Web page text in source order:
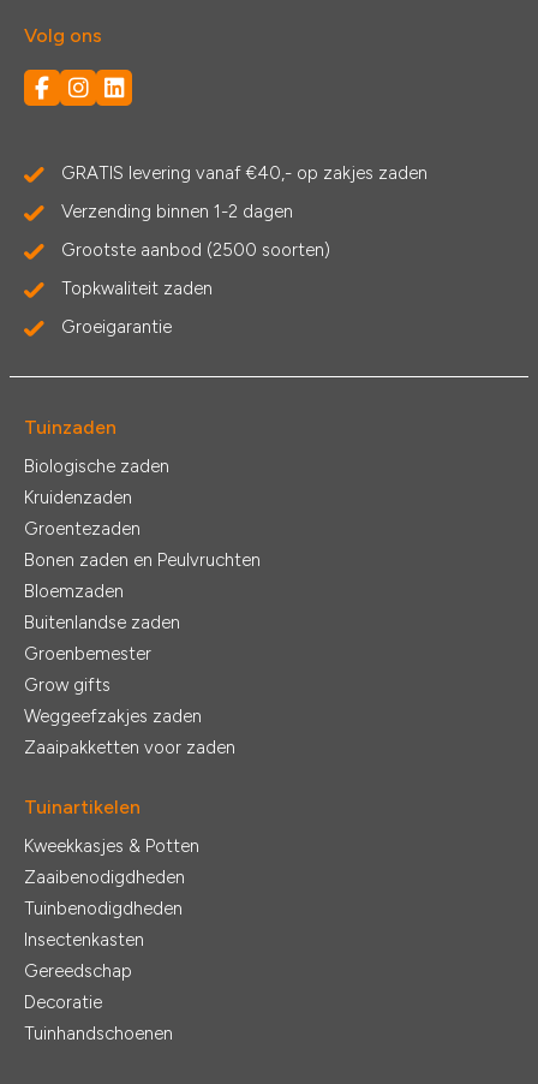
Volg ons
GRATIS levering vanaf €40,- op zakjes zaden
Verzending binnen 1-2 dagen
Grootste aanbod (2500 soorten)
Topkwaliteit zaden
Groeigarantie
Tuinzaden
Biologische zaden
Kruidenzaden
Groentezaden
Bonen zaden en Peulvruchten
Bloemzaden
Buitenlandse zaden
Groenbemester
Grow gifts
Weggeefzakjes zaden
Zaaipakketten voor zaden
Tuinartikelen
Kweekkasjes & Potten
Zaaibenodigdheden
Tuinbenodigdheden
Insectenkasten
Gereedschap
Decoratie
Tuinhandschoenen